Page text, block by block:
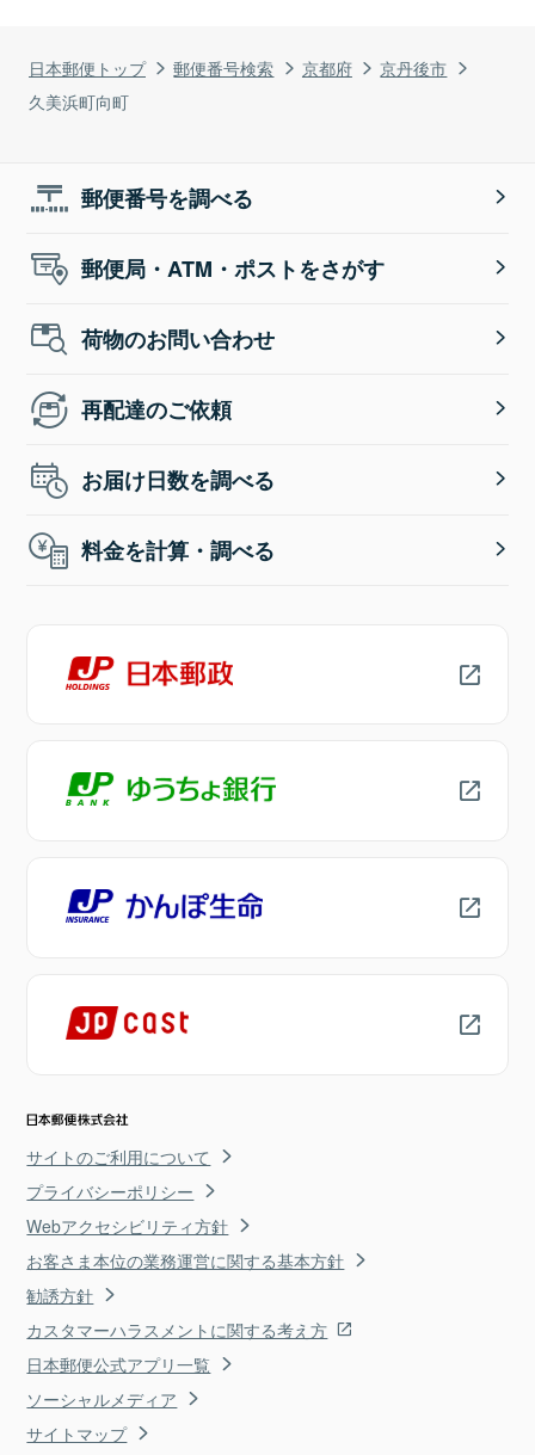
日本郵便トップ 郵便番号検索 京都府
京丹後市
久美浜町向町
郵便番号を調べる
郵便局・ATM・ポストをさがす
荷物のお問い合わせ
再配達のご依頼
お届け日数を調べる
料金を計算・調べる
サイトのご利用について
プライバシーポリシー
Webアクセシビリティ方針
お客さま本位の業務運営に関する基本方針
勧誘方針
カスタマーハラスメントに関する考え方
日本郵便公式アプリ一覧
ソーシャルメディア
サイトマップ